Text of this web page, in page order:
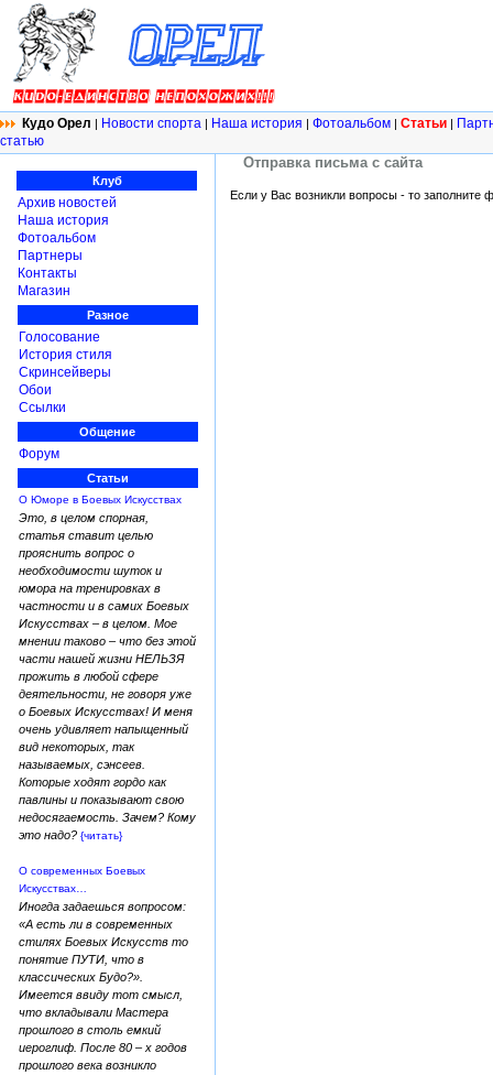
Кудо Орел | Новости спорта | Наша история | Фотоальбом | Статьи |
статью
Клуб
Архив новостей
Наша история
Фотоальбом
Партнеры
Контакты
Магазин
Разное
Голосование
История стиля
Скринсейверы
Обои
Ссылки
Общение
Форум
Статьи
О Юморе в Боевых Искусствах
Это, в целом спорная,
статья ставит целью
прояснить вопрос о
необходимости шуток и
юмора на тренировках в
частности и в самих Боевых
Искусствах – в целом. Мое
мнении таково – что без этой
части нашей жизни НЕЛЬЗЯ
прожить в любой сфере
деятельности, не говоря уже
о Боевых Искусствах! И меня
очень удивляет напыщенный
вид некоторых, так
называемых, сэнсеев.
Которые ходят гордо как
павлины и показывают свою
недосягаемость. Зачем? Кому
это надо? {читать}
О современных Боевых
Искусствах…
Иногда задаешься вопросом:
«А есть ли в современных
стилях Боевых Искусств то
понятие ПУТИ, что в
классических Будо?».
Имеется ввиду тот смысл,
что вкладывали Мастера
прошлого в столь емкий
иероглиф. После 80 – х годов
прошлого века возникло
Отправка письма с сайта
Если у Вас возникли вопросы - то заполните